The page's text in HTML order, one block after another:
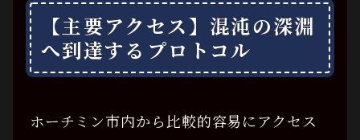
【主要アクセス】混沌の深淵
へ到達するプロトコル
ホーチミン市内から比較的容易にアクセス